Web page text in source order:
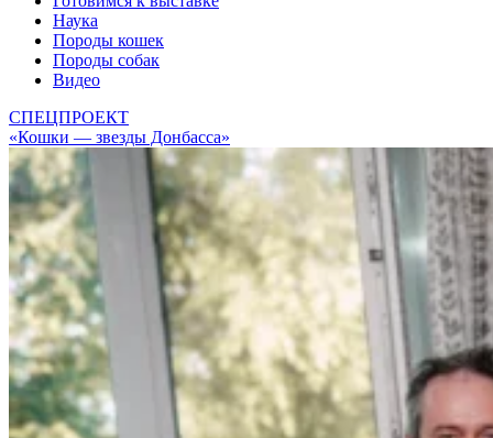
Наука
Породы кошек
Породы собак
Видео
СПЕЦПРОЕКТ
«Кошки — звезды Донбасса»